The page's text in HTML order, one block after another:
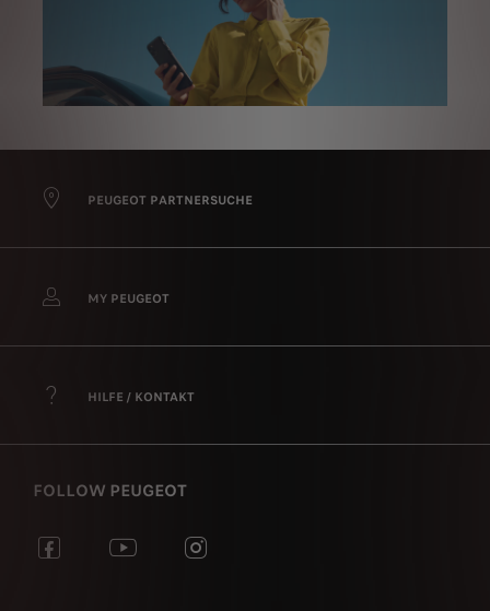
PEUGEOT PARTNERSUCHE
MY PEUGEOT
HILFE / KONTAKT
FOLLOW PEUGEOT